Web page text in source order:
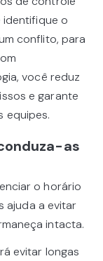
identifique o
conflito, para
você reduz
e garante
equipes.
as
o horário
ajuda a evitar
intacta.
evitar longas